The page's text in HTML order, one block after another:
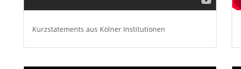
Kurzstatements aus Kölner Institutionen